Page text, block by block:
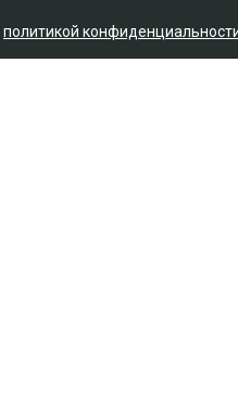
политикой